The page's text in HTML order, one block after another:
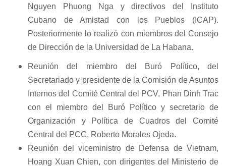
Nguyen Phuong Nga y directivos del Instituto
Cubano de Amistad con los Pueblos (ICAP).
Posteriormente lo realizó con miembros del Consejo
de Dirección de la Universidad de La Habana.
Reunión del miembro del Buró Político, del
Secretariado y presidente de la Comisión de Asuntos
Internos del Comité Central del PCV, Phan Dinh Trac
con el miembro del Buró Político y secretario de
Organización y Política de Cuadros del Comité
Central del PCC, Roberto Morales Ojeda.
Reunión del viceministro de Defensa de Vietnam,
Hoang Xuan Chien, con dirigentes del Ministerio de